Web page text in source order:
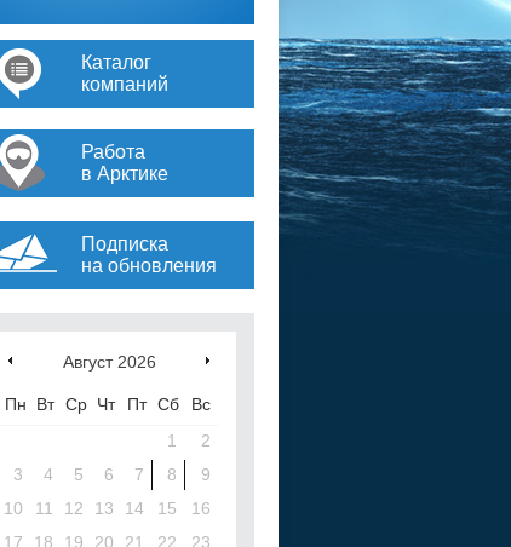
Каталог
компаний
Работа
в Арктике
Подписка
на обновления
Август 2026
Пн Вт Ср Чт Пт Сб
Вс
1
2
3
4 5 6 7 8
9
10
11 12 13 14 15
16
17
18 19 20 21 22
23